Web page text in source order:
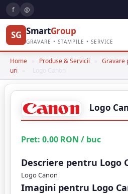
f @
SG SmartGroup
GRAVARE • STAMPILE • SERVICE
Home Produse & Servicii Gravare
uri
Logo
Pret: 0.00 RON / buc
Descriere pentru Logo
Logo Canon
Imagini pentru Logo